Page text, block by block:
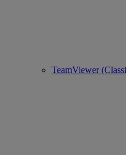
TeamViewer